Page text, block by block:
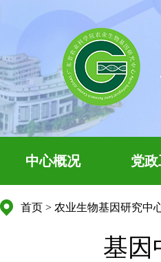
中心概况 党
首页 > 农业生物基因研究中
基因